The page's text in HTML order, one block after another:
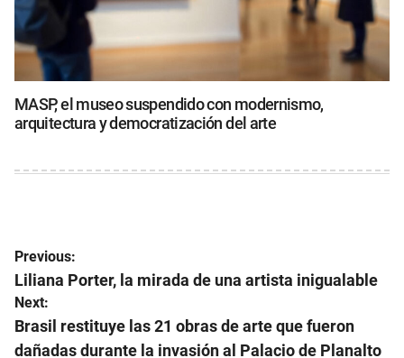
MASP, el museo suspendido con modernismo,
arquitectura y democratización del arte
Navegación
de
entradas
Previous:
Liliana Porter, la mirada de una artista inigualable
Next:
Brasil restituye las 21 obras de arte que fueron
dañadas durante la invasión al Palacio de Planalto